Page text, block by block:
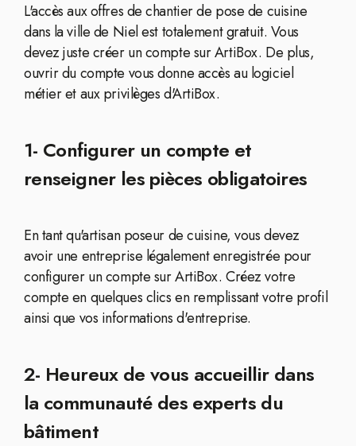
L'accès aux offres de chantier de pose de cuisine
dans la ville de Niel est totalement gratuit. Vous
devez juste créer un compte sur ArtiBox. De plus,
ouvrir du compte vous donne accès au logiciel
métier et aux privilèges d'ArtiBox.
1- Configurer un compte et
renseigner les pièces obligatoires
En tant qu'artisan poseur de cuisine, vous devez
avoir une entreprise légalement enregistrée pour
configurer un compte sur ArtiBox. Créez votre
compte en quelques clics en remplissant votre profil
ainsi que vos informations d'entreprise.
2- Heureux de vous accueillir dans
la communauté des experts du
bâtiment